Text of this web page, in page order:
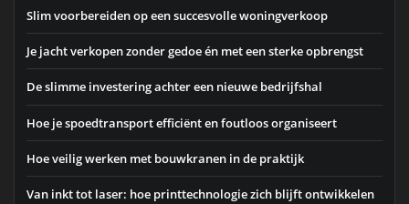
Slim voorbereiden op een succesvolle woningverkoop
Je jacht verkopen zonder gedoe én met een sterke opbrengst
De slimme investering achter een nieuwe bedrijfshal
Hoe je spoedtransport efficiënt en foutloos organiseert
Hoe veilig werken met bouwkranen in de praktijk
Van inkt tot laser: hoe printtechnologie zich blijft ontwikkelen